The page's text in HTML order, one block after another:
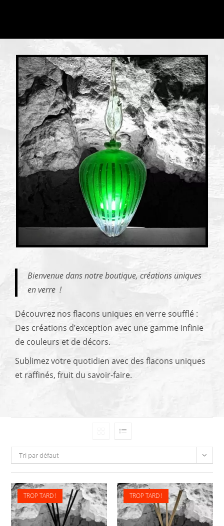
Bienvenue dans notre boutique, créations uniques
en verre !
Découvrez nos flacons uniques en verre soufflé :
Des créations d’exception avec une gamme infinie
de couleurs et de décors.
Sublimez votre quotidien avec des flacons uniques
et raffinés, fruit du savoir-faire.
Tri par défaut
TROP TARD ! TROP TARD !